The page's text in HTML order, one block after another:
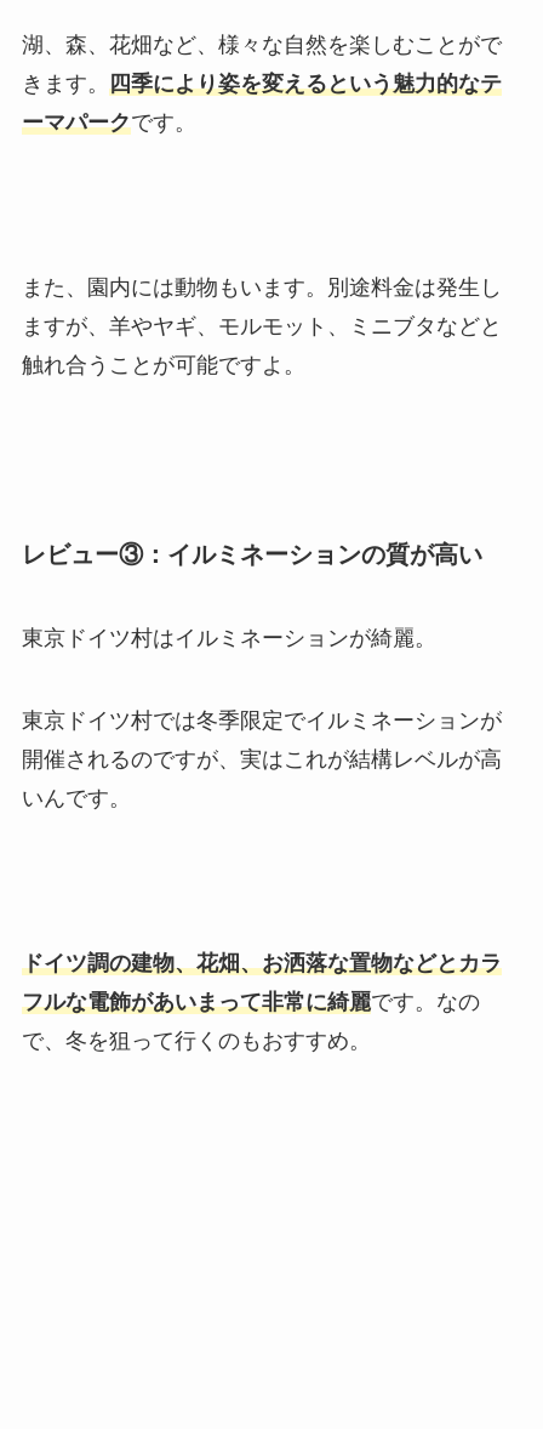
湖、森、花畑など、様々な自然を楽しむことがで
きます。 四季により姿を変えるという魅力的なテ
ーマパークです。
また、園内には動物もいます。別途料金は発生し
ますが、羊やヤギ、モルモット、ミニブタなどと
触れ合うことが可能ですよ。
レビュー③：イルミネーションの質が高い
東京ドイツ村はイルミネーションが綺麗。
東京ドイツ村では冬季限定でイルミネーションが
開催されるのですが、実はこれが結構レベルが高
いんです。
ドイツ調の建物、花畑、お洒落な置物などとカラ
フルな電飾があいまって非常に綺麗です。なの
で、冬を狙って行くのもおすすめ。